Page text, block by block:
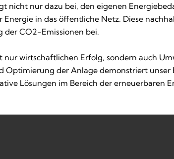
nicht nur dazu bei, den eigenen
in das öffentliche Netz. Diese
der CO2-Emissionen bei.
nur wirtschaftlichen Erfolg, sondern auch
der Anlage demonstriert unser
Lösungen im Bereich der erneuerbaren